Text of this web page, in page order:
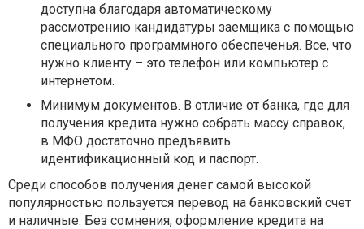
доступна благодаря автоматическому
рассмотрению кандидатуры заемщика с помощью
специального программного обеспеченья. Все, что
нужно клиенту – это телефон или компьютер с
интернетом.
Минимум документов. В отличие от банка, где для
получения кредита нужно собрать массу справок,
в МФО достаточно предъявить
идентификационный код и паспорт.
Среди способов получения денег самой высокой
популярностью пользуется перевод на банковский счет
и наличные. Без сомнения, оформление кредита на